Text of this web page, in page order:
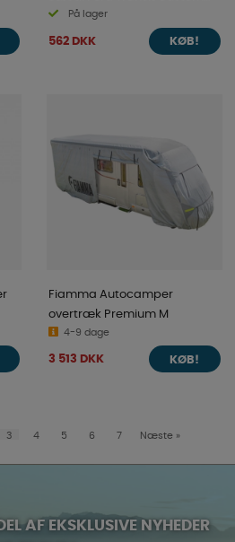
fra 2013
På lager
562 DKK KØB!
Fiamma Autocamper
overtræk Premium M
4-9 dage
3 513 DKK KØB!
3 4 5 6 7 Næste »
AF EKSKLUSIVE NYHEDER